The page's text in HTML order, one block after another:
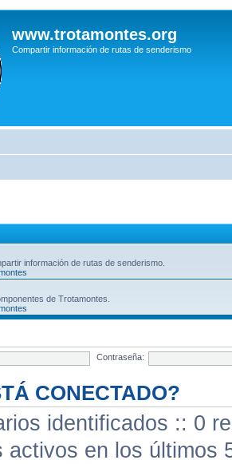
www.trotamontes.org
Compartir información de rutas de senderismo
información de rutas de senderismo.
de Trotamontes.
Contraseña:
CONECTADO?
identificados :: 0
activos en los últimos